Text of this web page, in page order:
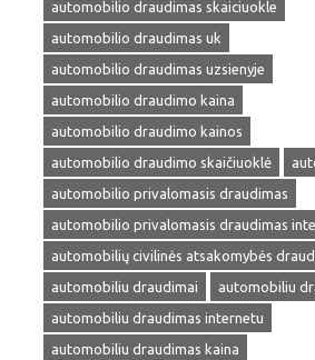
automobilio draudimas skaiciuokle
automobilio draudimas uk
automobilio draudimas uzsienyje
automobilio draudimo kaina
automobilio draudimo kainos
automobilio draudimo skaičiuoklė
automobilio privalomasis draudimas
automobilio privalomasis draudimas
automobilių civilinės atsakomybės
automobiliu draudimai
automobiliu
automobiliu draudimas internetu
automobiliu draudimas kaina